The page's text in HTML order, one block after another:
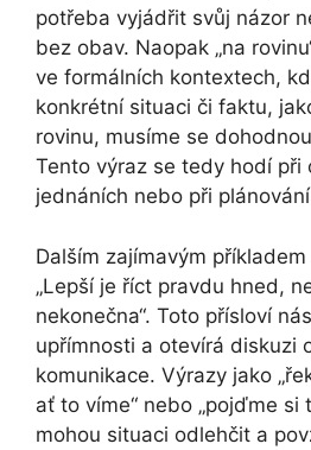
potřeba vyjádřit svůj názor
bez obav. Naopak „na
ve formálních kontextech,
konkrétní situaci či faktu,
rovinu, musíme se
Tento výraz se tedy hodí při
jednáních nebo při
Dalším zajímavým
„Lepší je říct pravdu hned,
nekonečna“. Toto přísloví
upřímnosti a otevírá diskuzi
komunikace. Výrazy jako
ať to víme“ nebo „pojďme si
mohou situaci odlehčit a